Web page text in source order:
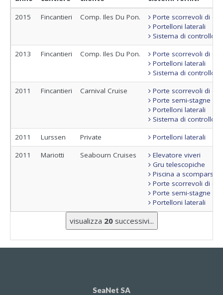
2015 Fincantieri Comp. Iles Du Pon.
Porte scorrevoli di
Portelloni laterali
Sistema di controllo
2013
Fincantieri Comp. Iles Du Pon.
Porte scorrevoli di
Portelloni laterali
Sistema di controllo
2011
Fincantieri Carnival Cruise
Porte scorrevoli di
Porte semi-stagne
Portelloni laterali
Sistema di controllo
2011
Lurssen Private
Portelloni laterali
2011
Mariotti Seabourn Cruises
Elevatore viveri
Gru telescopiche
Piscina a scomparsa
Porte scorrevoli di
Porte semi-stagne
Portelloni laterali
visualizza 20successivi...
SeaNet SA